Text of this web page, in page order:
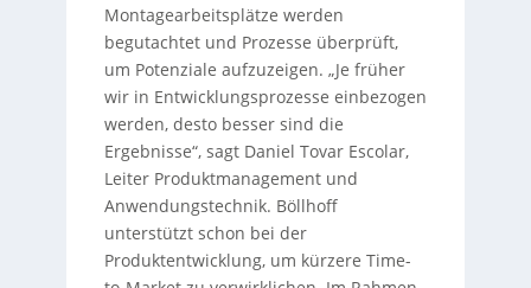
Montagearbeitsplätze werden
begutachtet und Prozesse überprüft,
um Potenziale aufzuzeigen. „Je früher
wir in Entwicklungsprozesse einbezogen
werden, desto besser sind die
Ergebnisse“, sagt Daniel Tovar Escolar,
Leiter Produktmanagement und
Anwendungstechnik. Böllhoff
unterstützt schon bei der
Produktentwicklung, um kürzere Time-